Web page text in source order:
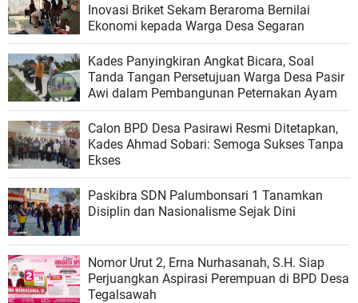
Inovasi Briket Sekam Beraroma Bernilai
Ekonomi kepada Warga Desa Segaran
Kades Panyingkiran Angkat Bicara, Soal
Tanda Tangan Persetujuan Warga Desa Pasir
Awi dalam Pembangunan Peternakan Ayam
Calon BPD Desa Pasirawi Resmi Ditetapkan,
Kades Ahmad Sobari: Semoga Sukses Tanpa
Ekses
Paskibra SDN Palumbonsari 1 Tanamkan
Disiplin dan Nasionalisme Sejak Dini
Nomor Urut 2, Erna Nurhasanah, S.H. Siap
Perjuangkan Aspirasi Perempuan di BPD Desa
Tegalsawah